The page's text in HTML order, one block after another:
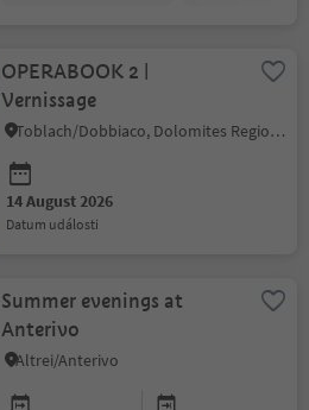
OPERABOOK 2 |
Vernissage
Toblach/Dobbiaco, Dolomites Region 3 Zinnen
14 August 2026
datum události
Summer evenings at
Anterivo
Altrei/Anterivo